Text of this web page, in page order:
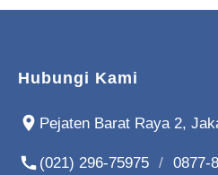
Hubungi Kami
Pejaten Barat Raya 2,
(021) 296-75975 / 0877-